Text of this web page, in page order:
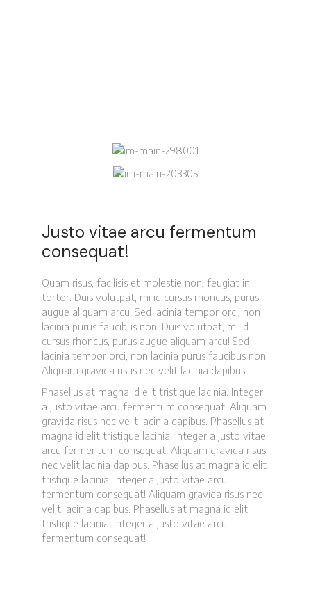
Justo vitae arcu fermentum
consequat!
Quam risus, facilisis et molestie non, feugiat in
tortor. Duis volutpat, mi id cursus rhoncus, purus
augue aliquam arcu! Sed lacinia tempor orci, non
lacinia purus faucibus non. Duis volutpat, mi id
cursus rhoncus, purus augue aliquam arcu! Sed
lacinia tempor orci, non lacinia purus faucibus non.
Aliquam gravida risus nec velit lacinia dapibus.
Phasellus at magna id elit tristique lacinia. Integer
a justo vitae arcu fermentum consequat! Aliquam
gravida risus nec velit lacinia dapibus. Phasellus at
magna id elit tristique lacinia. Integer a justo vitae
arcu fermentum consequat! Aliquam gravida risus
nec velit lacinia dapibus. Phasellus at magna id elit
tristique lacinia. Integer a justo vitae arcu
fermentum consequat! Aliquam gravida risus nec
velit lacinia dapibus. Phasellus at magna id elit
tristique lacinia. Integer a justo vitae arcu
fermentum consequat!